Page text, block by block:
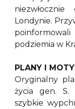
Londynie.
podziemia w
PLANY I
Oryginalny
życia gen. S.
szybkie